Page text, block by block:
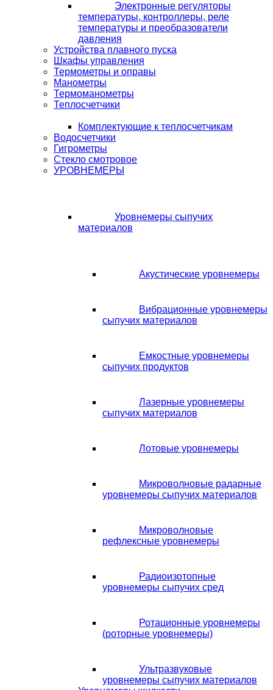
Электронные регуляторы
температуры, контроллеры, реле
температуры и преобразователи
давления
Устройства плавного пуска
Шкафы управления
Термометры и оправы
Манометры
Термоманометры
Теплосчетчики
Комплектующие к теплосчетчикам
Водосчетчики
Гигрометры
Стекло смотровое
УРОВНЕМЕРЫ
Уровнемеры сыпучих
материалов
Акустические уровнемеры
Вибрационные уровнемеры
сыпучих материалов
Емкостные уровнемеры
сыпучих продуктов
Лазерные уровнемеры
сыпучих материалов
Лотовые уровнемеры
Микроволновые радарные
уровнемеры сыпучих материалов
Микроволновые
рефлексные уровнемеры
Радиоизотопные
уровнемеры сыпучих сред
Ротационные уровнемеры
(роторные уровнемеры)
Ультразвуковые
уровнемеры сыпучих материалов